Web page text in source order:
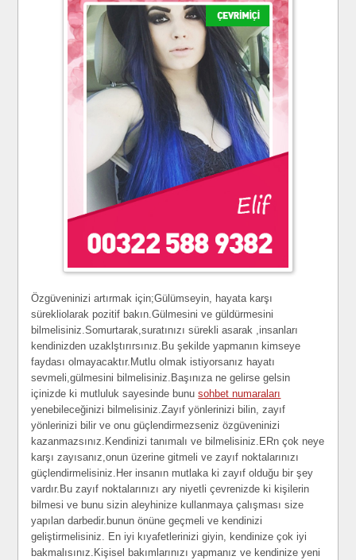
Özgüveninizi artırmak için;Gülümseyin, hayata karşı
sürekliolarak pozitif bakın.Gülmesini ve güldürmesini
bilmelisiniz.Somurtarak,suratınızı sürekli asarak ,insanları
kendinizden uzaklştırırsınız.Bu şekilde yapmanın kimseye
faydası olmayacaktır.Mutlu olmak istiyorsanız hayatı
sevmeli,gülmesini bilmelisiniz.Başınıza ne gelirse gelsin
içinizde ki mutluluk sayesinde bunusohbet numaraları
yenebileceğinizi bilmelisiniz.Zayıf yönlerinizi bilin, zayıf
yönlerinizi bilir ve onu güçlendirmezseniz özgüveninizi
kazanmazsınız.Kendinizi tanımalı ve bilmelisiniz.ERn çok neye
karşı zayısanız,onun üzerine gitmeli ve zayıf noktalarınızı
güçlendirmelisiniz.Her insanın mutlaka ki zayıf olduğu bir şey
vardır.Bu zayıf noktalarınızı ary niyetli çevrenizde ki kişilerin
bilmesi ve bunu sizin aleyhinize kullanmaya çalışması size
yapılan darbedir.bunun önüne geçmeli ve kendinizi
geliştirmelisiniz. En iyi kıyafetlerinizi giyin, kendinize çok iyi
bakmalısınız.Kişisel bakımlarınızı yapmanız ve kendinize yeni